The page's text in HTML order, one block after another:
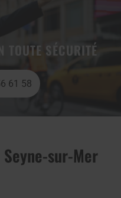
TOUTE SÉCURITÉ
61 58
sur-Mer